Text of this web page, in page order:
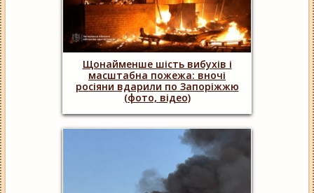
Щонайменше шість вибухів і
масштабна пожежа: вночі
росіяни вдарили по Запоріжжю
(фото, відео)